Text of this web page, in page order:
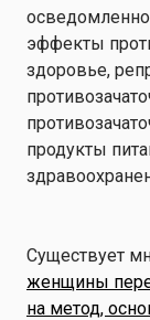
Существует
женщины
на метод,